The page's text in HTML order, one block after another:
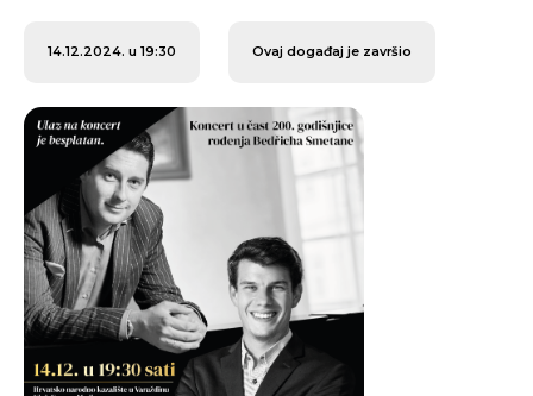
14.12.2024. u 19:30 Ovaj događaj je završio